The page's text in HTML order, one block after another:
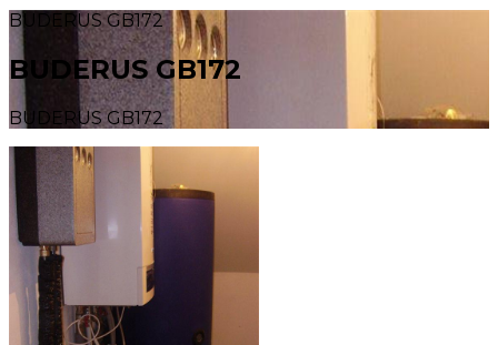
BUDERUS GB172
BUDERUS GB172
BUDERUS GB172